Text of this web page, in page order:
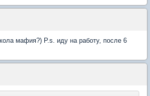
мафия?) P.s. иду на работу, после 6